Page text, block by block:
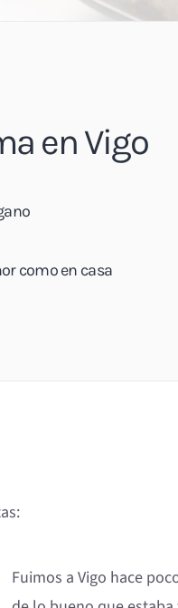
en Vigo
como en casa
Fuimos a Vigo hace